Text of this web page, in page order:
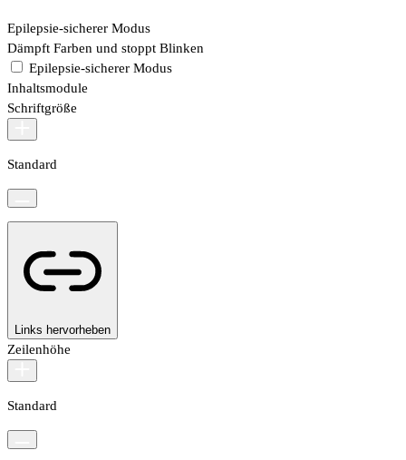
Epilepsie-sicherer Modus
Dämpft Farben und stoppt Blinken
Epilepsie-sicherer Modus
Inhaltsmodule
Schriftgröße
Standard
Links hervorheben
Zeilenhöhe
Standard